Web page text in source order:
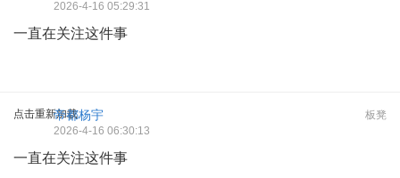
2026-4-16 05:29:31
一直在关注这件事
点击重新加载 板凳
帝都杨宇
2026-4-16 06:30:13
一直在关注这件事